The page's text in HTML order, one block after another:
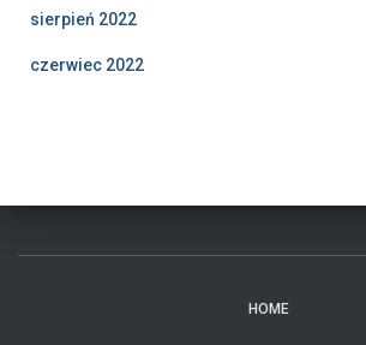
sierpień 2022
czerwiec 2022
HOME